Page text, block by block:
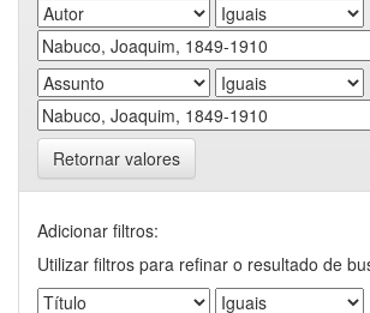
Retornar valores
Adicionar filtros:
Utilizar filtros para refinar o resultado de